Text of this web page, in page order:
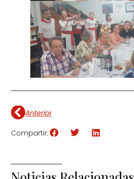
Anterior
Compartir: